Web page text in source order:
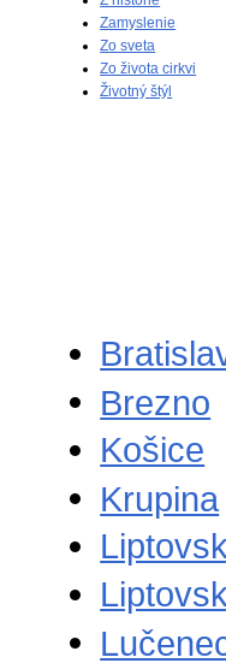
Zamyslenie
Zo sveta
Zo života cirkvi
Životný štýl
Brezno
Košice
Krupina